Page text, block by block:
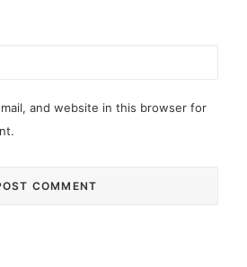
and website in this browser for